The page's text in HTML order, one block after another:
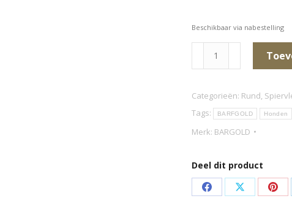
Beschikbaar via nabestelling
Spiervlees
gehakt)
aantal
Categorieën: Rund,
Tags:
BARFGOLD Honden
Merk: BARGOLD
Deel dit product
Deel
Deel